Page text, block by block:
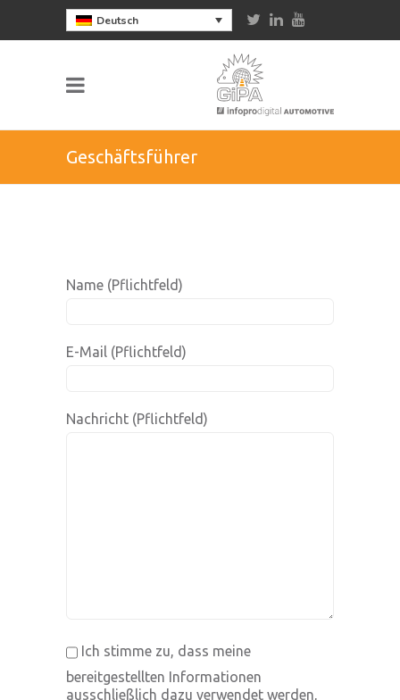
Deutsch
Geschäftsführer
Name (Pflichtfeld)
E-Mail (Pflichtfeld)
Nachricht (Pflichtfeld)
Ich stimme zu, dass meine
bereitgestellten Informationen
ausschließlich dazu verwendet werden,